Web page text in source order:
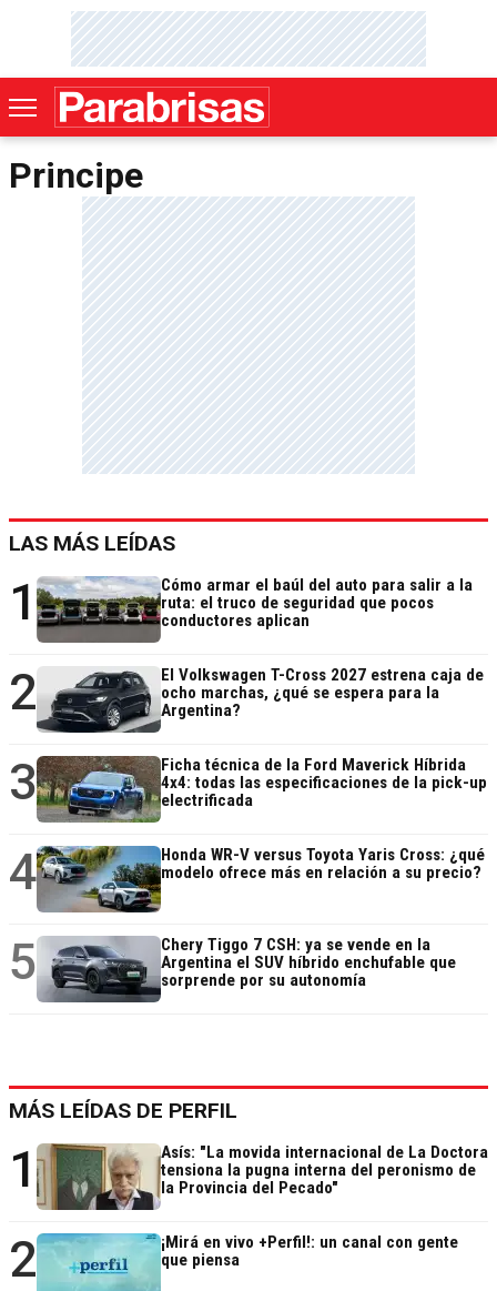
Principe
LAS MÁS LEÍDAS
1
Cómo armar el baúl del auto para salir a la
ruta: el truco de seguridad que pocos
conductores aplican
2
El Volkswagen T-Cross 2027 estrena caja de
ocho marchas, ¿qué se espera para la
Argentina?
3
Ficha técnica de la Ford Maverick Híbrida
4x4: todas las especificaciones de la pick-up
electrificada
4
Honda WR-V versus Toyota Yaris Cross: ¿qué
modelo ofrece más en relación a su precio?
5
Chery Tiggo 7 CSH: ya se vende en la
Argentina el SUV híbrido enchufable que
sorprende por su autonomía
MÁS LEÍDAS DE PERFIL
1
Asís: "La movida internacional de La Doctora
tensiona la pugna interna del peronismo de
la Provincia del Pecado"
2
¡Mirá en vivo +Perfil!: un canal con gente
que piensa